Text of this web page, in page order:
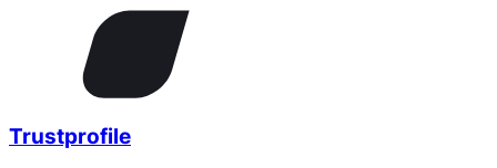
Trustprofile